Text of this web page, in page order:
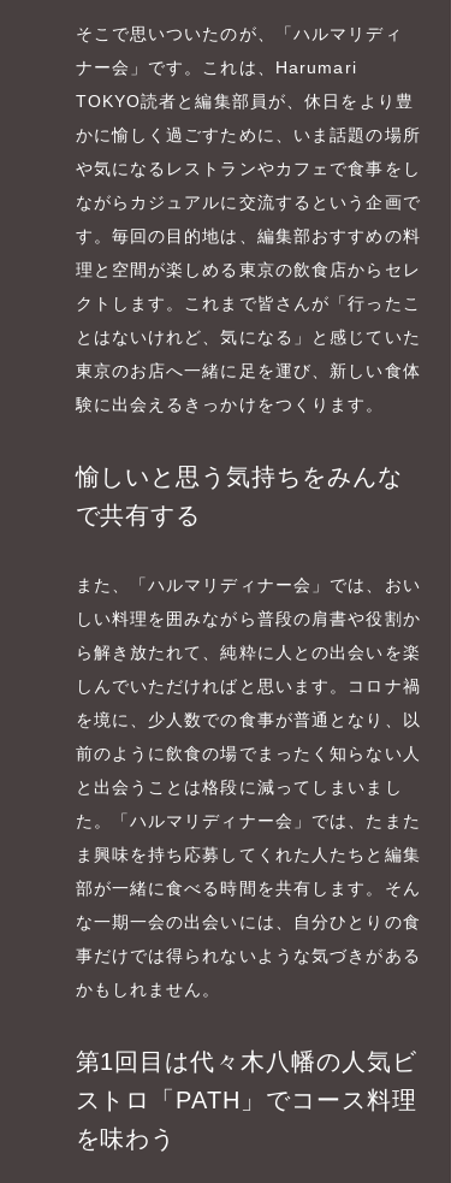
そこで思いついたのが、「ハルマリディ
ナー会」です。これは、Harumari
TOKYO読者と編集部員が、休日をより豊
かに愉しく過ごすために、いま話題の場所
や気になるレストランやカフェで食事をし
ながらカジュアルに交流するという企画で
す。毎回の目的地は、編集部おすすめの料
理と空間が楽しめる東京の飲食店からセレ
クトします。これまで皆さんが「行ったこ
とはないけれど、気になる」と感じていた
東京のお店へ一緒に足を運び、新しい食体
験に出会えるきっかけをつくります。
愉しいと思う気持ちをみんな
で共有する
また、「ハルマリディナー会」では、おい
しい料理を囲みながら普段の肩書や役割か
ら解き放たれて、純粋に人との出会いを楽
しんでいただければと思います。コロナ禍
を境に、少人数での食事が普通となり、以
前のように飲食の場でまったく知らない人
と出会うことは格段に減ってしまいまし
た。「ハルマリディナー会」では、たまた
ま興味を持ち応募してくれた人たちと編集
部が一緒に食べる時間を共有します。そん
な一期一会の出会いには、自分ひとりの食
事だけでは得られないような気づきがある
かもしれません。
第1回目は代々木八幡の人気ビ
ストロ「PATH」でコース料理
を味わう